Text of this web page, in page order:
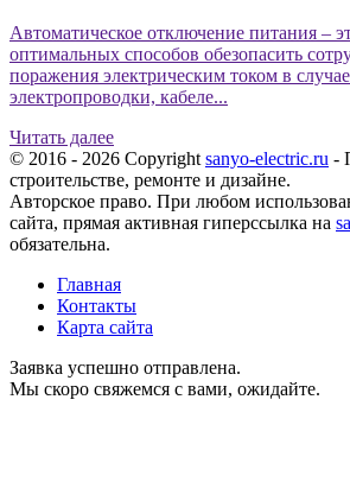
Автоматическое отключение питания –
оптимальных способов обезопасить
поражения электрическим током в
электропроводки, кабеле...
Читать далее
© 2016 - 2026 Copyright sanyo-electric.ru -
строительстве, ремонте и дизайне.
Авторское право. При любом
сайта, прямая активная гиперссылка на
обязательна.
Главная
Контакты
Карта сайта
Заявка успешно отправлена.
Мы скоро свяжемся с вами, ожидайте.